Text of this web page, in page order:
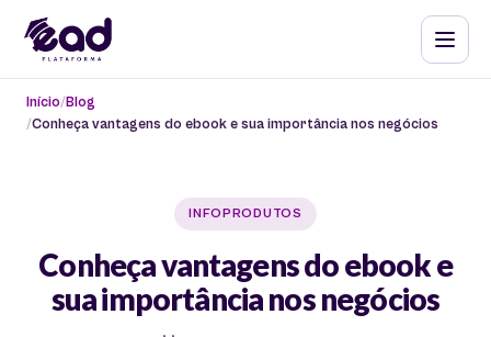
Início Blog
Conheça vantagens do ebook e sua importância nos negócios
INFOPRODUTOS
Conheça vantagens do ebook e
sua importância nos negócios